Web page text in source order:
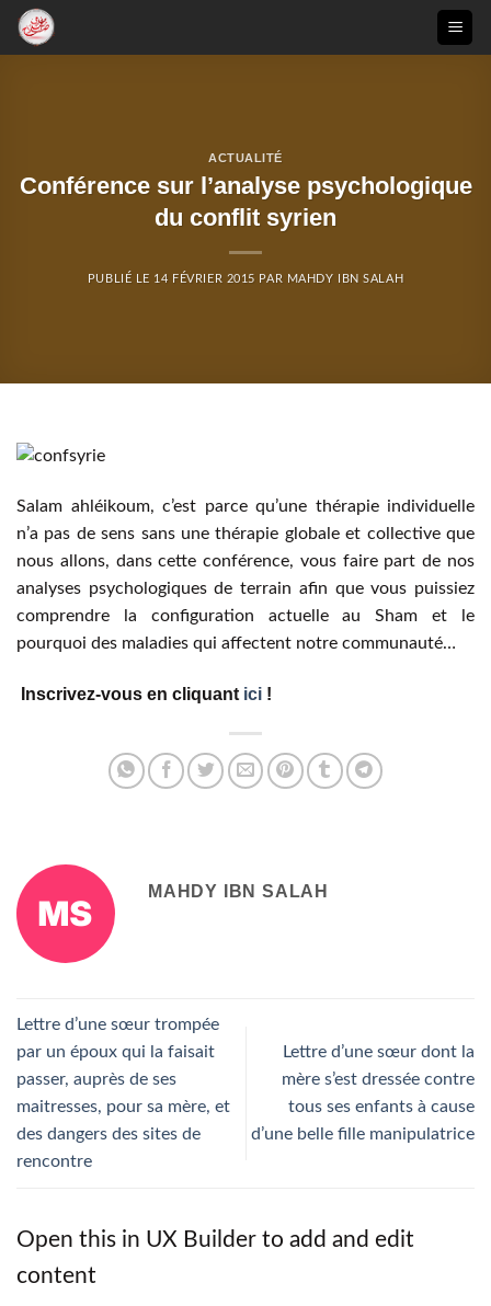
Passer
ACTUALITÉ
Conférence sur l’analyse psychologique
du conflit syrien
PUBLIÉ LE 14 FÉVRIER 2015 PAR MAHDY IBN SALAH
Salam ahléikoum, c’est parce qu’une thérapie individuelle
n’a pas de sens sans une thérapie globale et collective que
nous allons, dans cette conférence, vous faire part de nos
analyses psychologiques de terrain afin que vous puissiez
comprendre la configuration actuelle au Sham et le
pourquoi des maladies qui affectent notre communauté…
Inscrivez-vous en cliquant ici !
MAHDY IBN SALAH
Lettre d’une sœur trompée
par un époux qui la faisait
passer, auprès de ses
maitresses, pour sa mère, et
des dangers des sites de
rencontre
Lettre d’une sœur dont la
mère s’est dressée contre
tous ses enfants à cause
d’une belle fille manipulatrice
Open this in UX Builder to add and edit
content